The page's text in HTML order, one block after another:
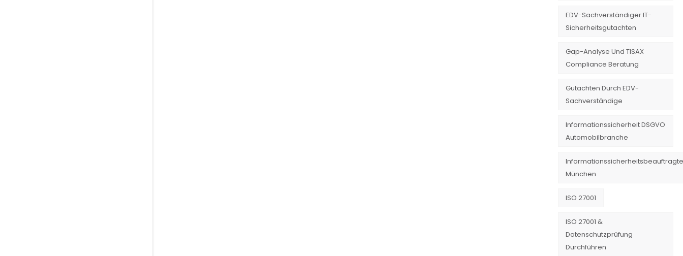
EDV-Sachverständiger IT-
Sicherheitsgutachten
Gap-Analyse Und TISAX
Compliance Beratung
Gutachten Durch EDV-
Sachverständige
Informationssicherheit DSGVO
Automobilbranche
München
ISO 27001
ISO 27001 &
Datenschutzprüfung
Durchführen